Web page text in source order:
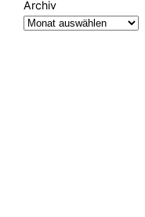
Archiv